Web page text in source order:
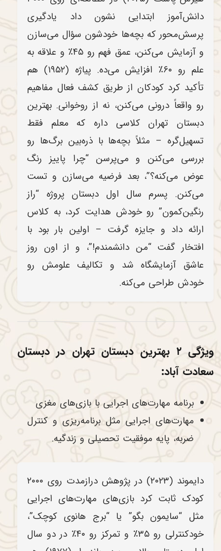
دانش‌آموز ابتدایی نشون داد یادگیری
پرسش‌محور که بچه‌ها خودشون سؤال می‌سازن
و آزمایش می‌کنن، عمق فهم رو ۴۵٪ و علاقه به
علم رو ۶۰٪ افزایش می‌ده. پیاژه (۱۹۵۲) هم
تأکید کرد کودکان از طریق کشف فعال مفاهیم
رو واقعاً درونی می‌کنن، نه از روخوانی. بهترین
دبستان تهران کلاسی داره که معلم فقط
تسهیل‌گره – مثلاً بچه‌ها با ذره‌بین برگ‌ها رو
بررسی می‌کنن و می‌پرسن “چرا پاییز رنگ
عوض می‌کنه؟”، بعد فرضیه می‌سازن و تست
می‌کنن. پسرم سال اول دبستان پروژه “راز
رنگین‌کمون” رو خودش هدایت کرد، به کلاس
ارائه داد و جایزه گرفت – اولین بار بود با
افتخار گفت “من دانشمندم!”، و از اون روز
عاشق آزمایشگاه شد و تکالیف علومش رو
خودش طراحی می‌کنه.
ویژگی ۲ بهترین دبستان تهران در دبستان
سعادت آباد:
برنامه مهارت‌های اجرایی با بازی‌های مغزی
مهارت‌های اجرایی مثل برنامه‌ریزی و کنترل
ضربه، پایه موفقیت تحصیلی و زندگیه.
دایموند (۲۰۲۳) در پژوهش درازمدت روی ۲۰۰۰
کودک ثابت کرد بازی‌های مهارت‌های اجرایی
مثل “سایمون بگو” یا “برج هانوی کوچک”،
خودکنترلی رو ۳۵٪ و تمرکز رو ۴۰٪ در دو سال